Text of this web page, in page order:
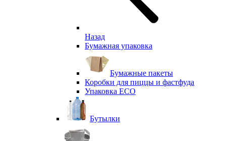
Назад
Бумажная упаковка
Бумажные пакеты
Коробки для пиццы и фастфуда
Упаковка ECO
Бутылки